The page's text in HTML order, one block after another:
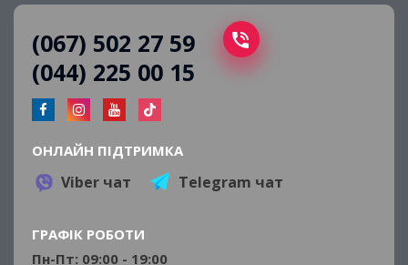
(067) 502 27 59
(044) 225 00 15
ОНЛАЙН ПІДТРИМКА
Viber чат Telegram чат
ГРАФІК РОБОТИ
Пн-Пт: 09:00 - 19:00